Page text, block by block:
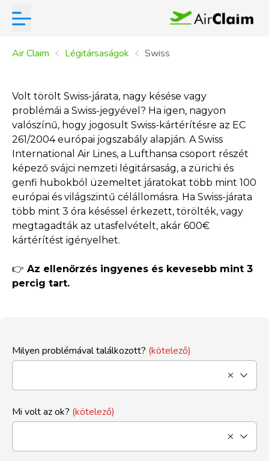
Air Claim Légitársaságok Swiss
Volt törölt Swiss-járata, nagy késése vagy
problémái a Swiss-jegyével? Ha igen, nagyon
valószínű, hogy jogosult Swiss-kártérítésre az EC
261/2004 európai jogszabály alapján. A Swiss
International Air Lines, a Lufthansa csoport részét
képező svájci nemzeti légitársaság, a zürichi és
genfi hubokból üzemeltet járatokat több mint 100
európai és világszintű célállomásra. Ha Swiss-járata
több mint 3 óra késéssel érkezett, törölték, vagy
megtagadták az utasfelvételt, akár 600€
kártérítést igényelhet.
👉 Az ellenőrzés ingyenes és kevesebb mint 3
percig tart.
Milyen problémával találkozott? (kötelező)
Mi volt az ok? (kötelező)